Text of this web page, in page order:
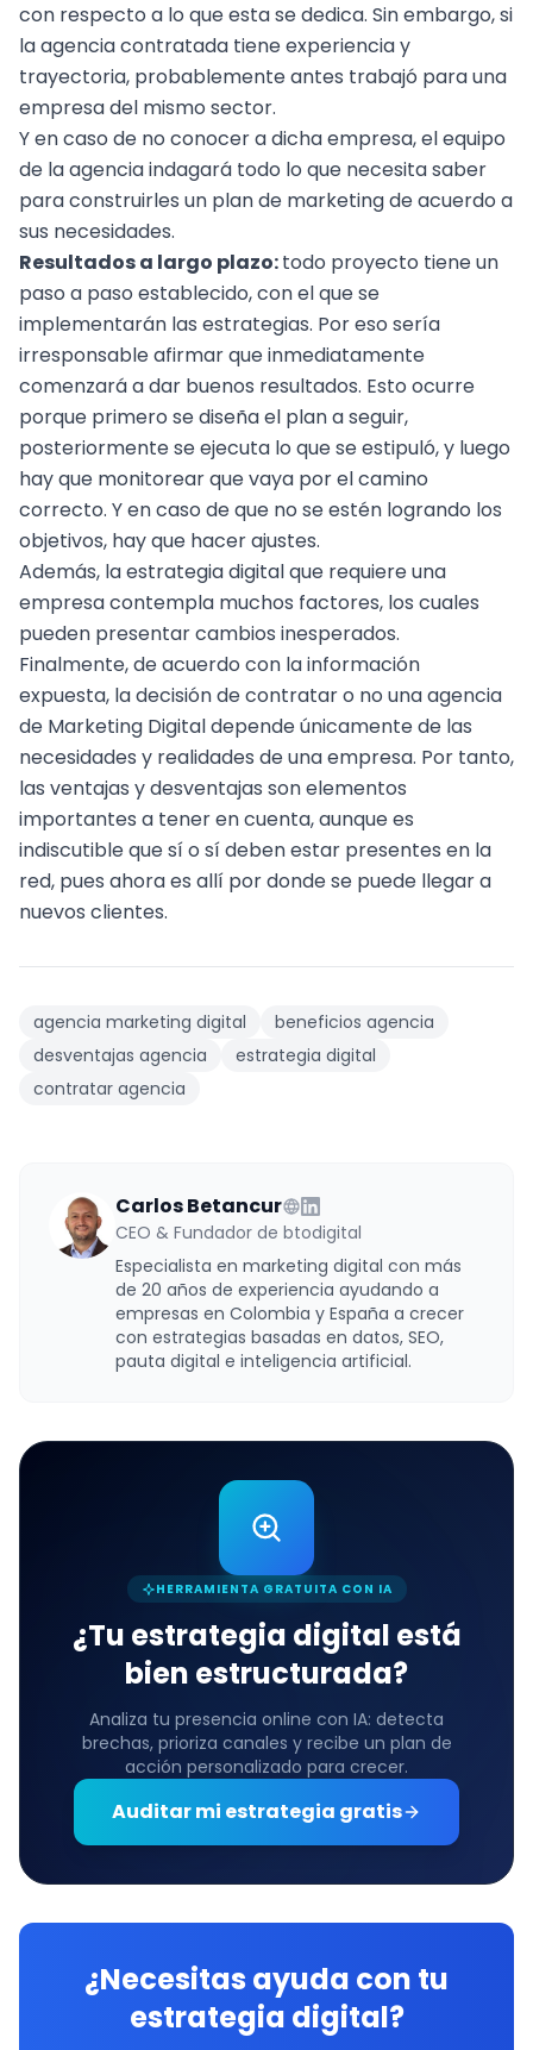
con respecto a lo que esta se dedica. Sin embargo, si
la agencia contratada tiene experiencia y
trayectoria, probablemente antes trabajó para una
empresa del mismo sector.
Y en caso de no conocer a dicha empresa, el equipo
de la agencia indagará todo lo que necesita saber
para construirles un plan de marketing de acuerdo a
sus necesidades.
Resultados a largo plazo:todo proyecto tiene un
paso a paso establecido, con el que se
implementarán las estrategias. Por eso sería
irresponsable afirmar que inmediatamente
comenzará a dar buenos resultados. Esto ocurre
porque primero se diseña el plan a seguir,
posteriormente se ejecuta lo que se estipuló, y luego
hay que monitorear que vaya por el camino
correcto. Y en caso de que no se estén logrando los
objetivos, hay que hacer ajustes.
Además, la estrategia digital que requiere una
empresa contempla muchos factores, los cuales
pueden presentar cambios inesperados.
Finalmente, de acuerdo con la información
expuesta, la decisión de contratar o no una agencia
de Marketing Digital depende únicamente de las
necesidades y realidades de una empresa. Por tanto,
las ventajas y desventajas son elementos
importantes a tener en cuenta, aunque es
indiscutible que sí o sí deben estar presentes en la
red, pues ahora es allí por donde se puede llegar a
nuevos clientes.
agencia marketing digital
beneficios agencia
desventajas agencia
estrategia digital
contratar agencia
Carlos Betancur
CEO & Fundador de btodigital
Especialista en marketing digital con más
de 20 años de experiencia ayudando a
empresas en Colombia y España a crecer
con estrategias basadas en datos, SEO,
pauta digital e inteligencia artificial.
HERRAMIENTA GRATUITA CON IA
¿Tu estrategia digital está
bien estructurada?
Analiza tu presencia online con IA: detecta
brechas, prioriza canales y recibe un plan de
acción personalizado para crecer.
Auditar mi estrategia gratis
¿Necesitas ayuda con tu
estrategia digital?